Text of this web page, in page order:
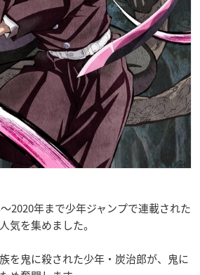
2020年まで少年ジャンプで連載された
気を集めました。
を鬼に殺された少年・炭治郎が、鬼に